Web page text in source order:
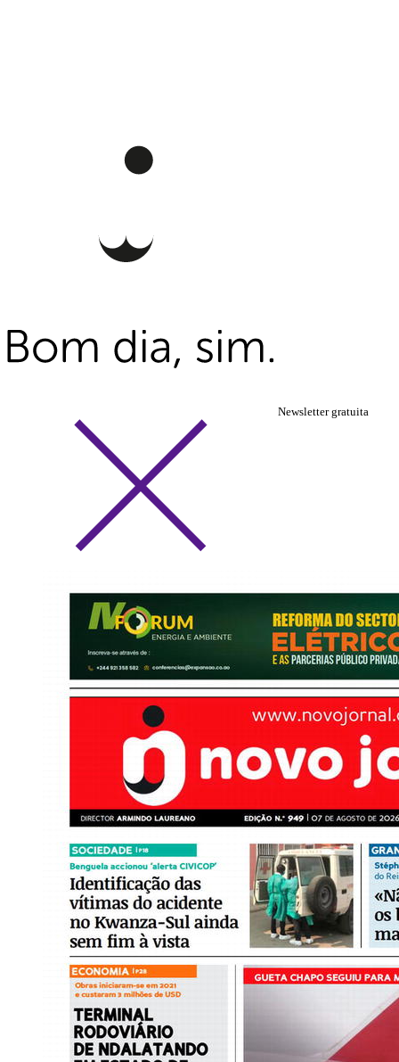
Newsletter gratuita